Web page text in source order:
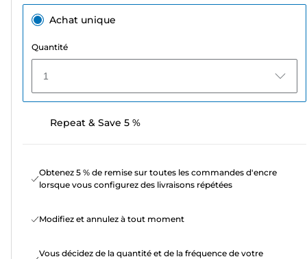
Achat unique
Quantité
1
Repeat & Save 5 %
Obtenez 5 % de remise sur toutes les commandes d'encre
lorsque vous configurez des livraisons répétées
Modifiez et annulez à tout moment
Vous décidez de la quantité et de la fréquence de votre